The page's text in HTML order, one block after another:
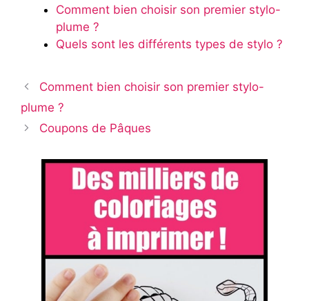
Comment bien choisir son premier stylo-
plume ?
Quels sont les différents types de stylo ?
Comment bien choisir son premier stylo-
plume ?
Coupons de Pâques